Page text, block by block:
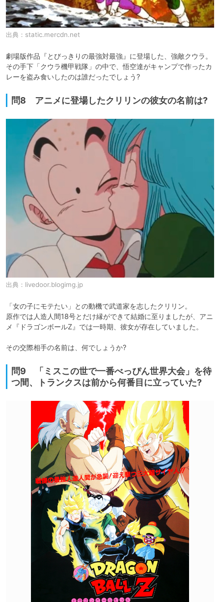
出典： static.mercdn.net
劇場版作品『とびっきりの最強対最強』に登場した、強敵クウラ。
その手下「クウラ機甲戦隊」の中で、悟空達がキャンプで作ったカ
レーを盗み食いしたのは誰だったでしょう?
問8 アニメに登場したクリリンの彼女の名前は?
出典： livedoor.blogimg.jp
「女の子にモテたい」との動機で武道家を志したクリリン。
原作では人造人間18号とだけ縁ができて結婚に至りましたが、アニ
メ『ドラゴンボールZ』では一時期、彼女が存在していました。
その交際相手の名前は、何でしょうか?
問9 「ミスこの世で一番べっぴん世界大会」を待
つ間、トランクスは前から何番目に立っていた?